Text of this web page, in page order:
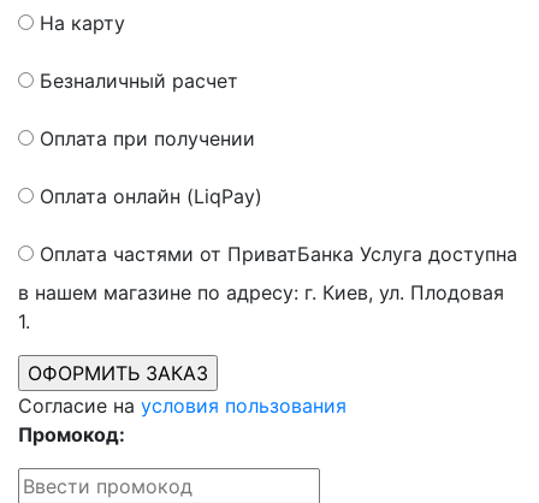
На карту
Безналичный расчет
Оплата при получении
Оплата онлайн (LiqPay)
Оплата частями от ПриватБанка Услуга доступна
в нашем магазине по адресу: г. Киев, ул. Плодовая
1.
Согласие на условия пользования
Промокод: